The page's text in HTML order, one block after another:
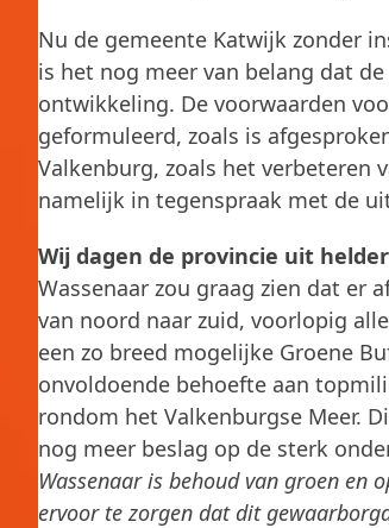
Nu de gemeente Katwijk zonder
is het nog meer van belang dat
ontwikkeling. De voorwaarden
geformuleerd, zoals is
Valkenburg, zoals het
namelijk in tegenspraak met de
Wij dagen de provincie uit
Wassenaar zou graag zien dat er
van noord naar zuid, voorlopig
een zo breed mogelijke Groene
onvoldoende behoefte aan
rondom het Valkenburgse Meer.
nog meer beslag op de sterk
Wassenaar is behoud van groen en
ervoor te zorgen dat dit